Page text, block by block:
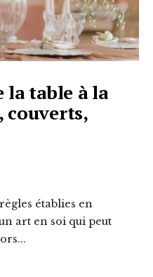
table à la
couverts,
établies en
art en soi qui peut
...